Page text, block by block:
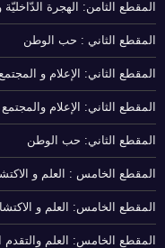
المقطع الثامن: الهجرة الدّاخليّة
المقطع الثاني : حب الوطن
المقطع الثاني: الإعلام و المجتمع
المقطع الثاني: الإعلام والمجتمع
المقطع الثاني: حب الوطن
المقطع الخامس : العلم و
المقطع الخامس: العلم و
المقطع الخامس: العلم والتقدم